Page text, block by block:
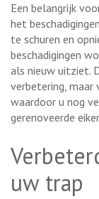
Een belangrijk
het
te schuren en
beschadigingen
als nieuw uitziet.
verbetering, maar
waardoor u nog
gerenoveerde
uw trap